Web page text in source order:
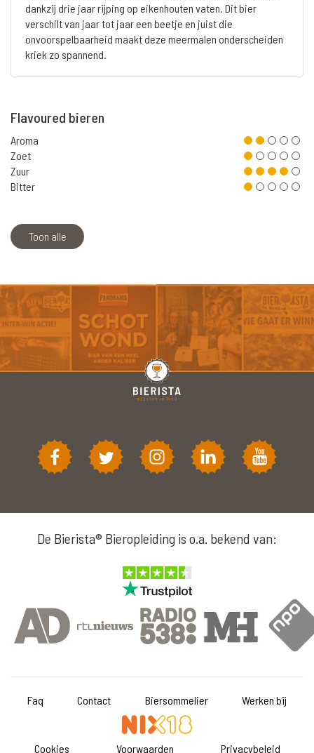
dankzij drie jaar rijping op eikenhouten vaten. Dit bier
verschilt van jaar tot jaar een beetje en juist die
onvoorspelbaarheid maakt deze meermalen onderscheiden
kriek zo spannend.
Flavoured bieren
Aroma
Zoet
Zuur
Bitter
Toon alle
De Bierista® Bieropleiding is o.a. bekend van:
Faq Contact Biersommelier Werken bij
Cookies Voorwaarden Privacybeleid